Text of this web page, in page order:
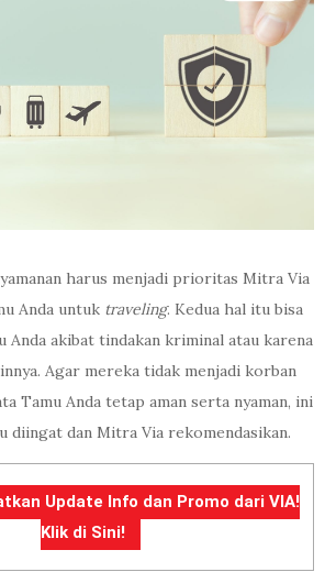
harus menjadi prioritas Mitra Via
Anda untuk traveling. Kedua hal itu bisa
Anda akibat tindakan kriminal atau karena
Agar mereka tidak menjadi korban
Tamu Anda tetap aman serta nyaman, ini
diingat dan Mitra Via rekomendasikan.
Update Info dan Promo dari VIA!
Klik di Sini!